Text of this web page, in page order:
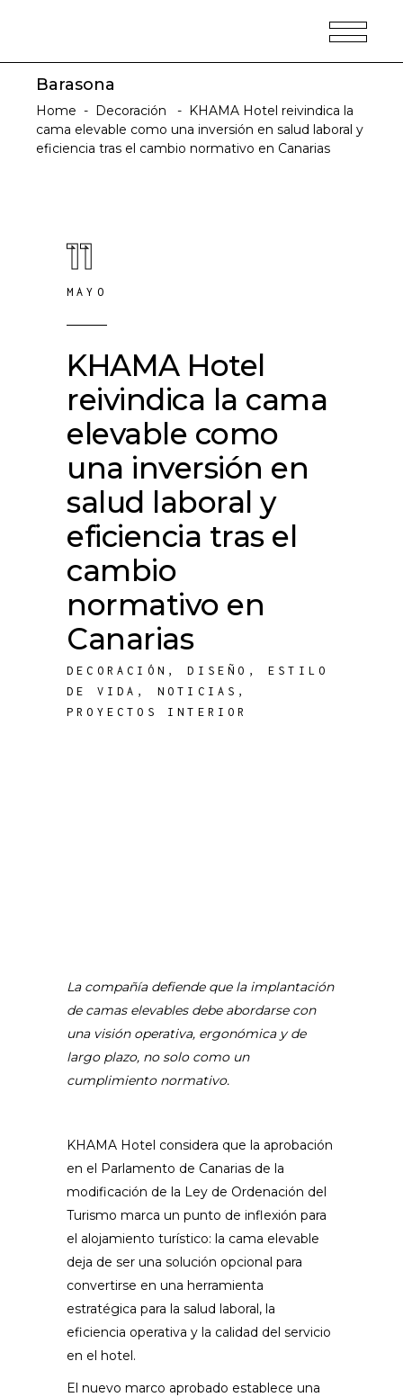
Barasona
Home - Decoración - KHAMA Hotel reivindica la
cama elevable como una inversión en salud laboral y
eficiencia tras el cambio normativo en Canarias
11
MAYO
KHAMA Hotel
reivindica la cama
elevable como
una inversión en
salud laboral y
eficiencia tras el
cambio
normativo en
Canarias
DECORACIÓN ,DISEÑO ,ESTILO
DE VIDA , NOTICIAS ,
PROYECTOS INTERIOR
La compañía defiende que la implantación
de camas elevables debe abordarse con
una visión operativa, ergonómica y de
largo plazo, no solo como un
cumplimiento normativo.
KHAMA Hotel considera que la aprobación
en el Parlamento de Canarias de la
modificación de la Ley de Ordenación del
Turismo marca un punto de inflexión para
el alojamiento turístico: la cama elevable
deja de ser una solución opcional para
convertirse en una herramienta
estratégica para la salud laboral, la
eficiencia operativa y la calidad del servicio
en el hotel.
El nuevo marco aprobado establece una